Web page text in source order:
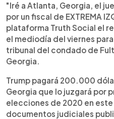
"Iré a Atlanta, Georgia, el
por un fiscal de EXTREMA
plataforma Truth Social el
el mediodía del viernes
tribunal del condado de
Georgia.
Trump pagará 200.000
Georgia que lo juzgará por
elecciones de 2020 en
documentos judiciales